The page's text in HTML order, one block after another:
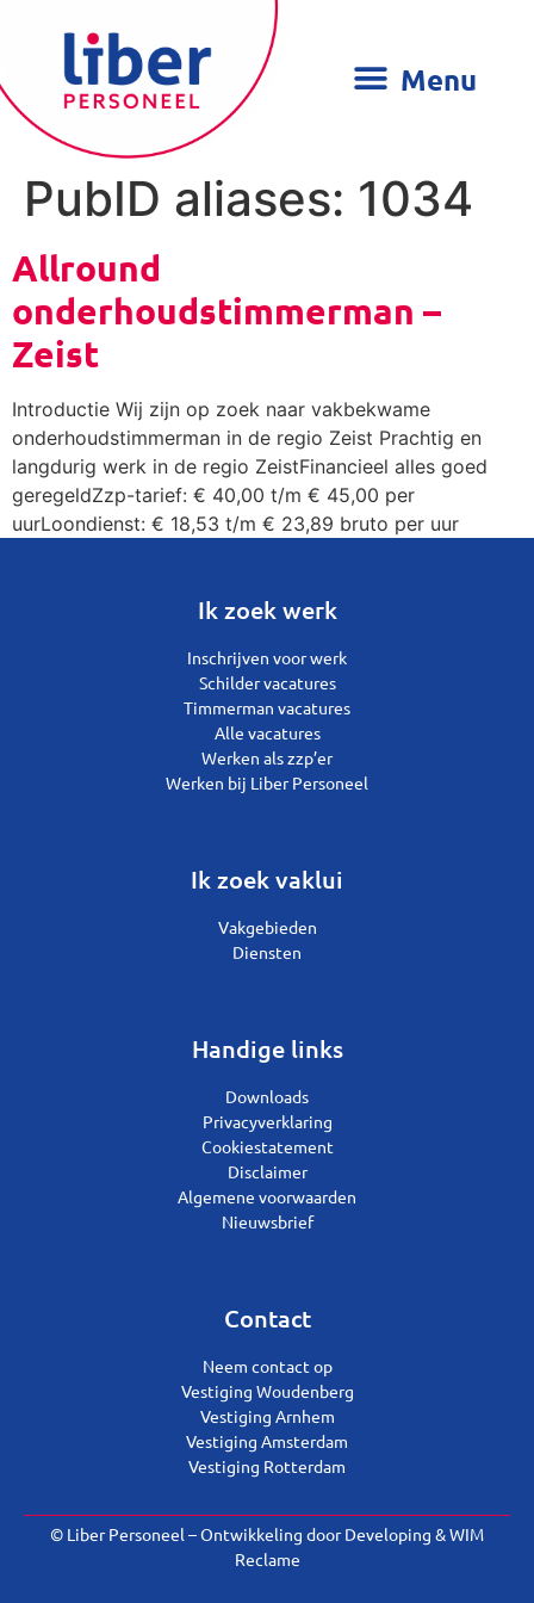
PubID aliases: 1034
Allround
onderhoudstimmerman –
Zeist
Introductie Wij zijn op zoek naar vakbekwame
onderhoudstimmerman in de regio Zeist Prachtig en
langdurig werk in de regio ZeistFinancieel alles goed
geregeldZzp-tarief: € 40,00 t/m € 45,00 per
uurLoondienst: € 18,53 t/m € 23,89 bruto per uur
Ik zoek werk
Inschrijven voor werk
Schilder vacatures
Timmerman vacatures
Alle vacatures
Werken als zzp’er
Werken bij Liber Personeel
Ik zoek vaklui
Vakgebieden
Diensten
Handige links
Downloads
Privacyverklaring
Cookiestatement
Disclaimer
Algemene voorwaarden
Nieuwsbrief
Contact
Neem contact op
Vestiging Woudenberg
Vestiging Arnhem
Vestiging Amsterdam
Vestiging Rotterdam
© Liber Personeel – Ontwikkeling doorDeveloping &WIM
Reclame